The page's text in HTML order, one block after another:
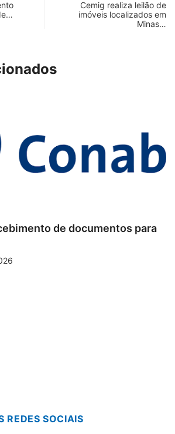
Cemig realiza leilão de
imóveis localizados em
Minas…
de documentos para
REDES SOCIAIS